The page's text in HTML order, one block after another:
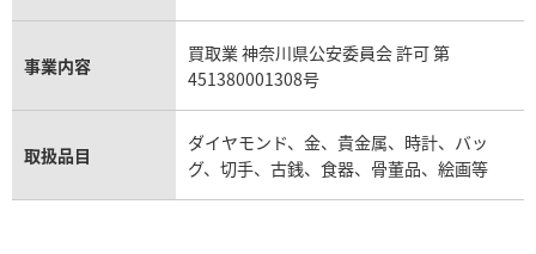
事業内容
買取業 神奈川県公安委員会 許可 第
451380001308号
取扱品目
ダイヤモンド、金、貴金属、時計、バッ
グ、切手、古銭、食器、骨董品、絵画等